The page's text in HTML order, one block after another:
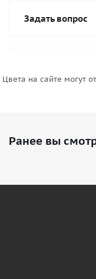
Задать вопрос
Цвета на сайте могут
Ранее вы